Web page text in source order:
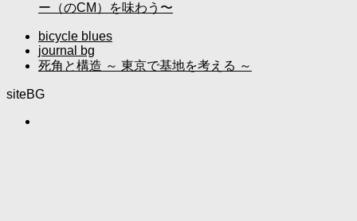
ー（のCM）を味わう〜
bicycle blues
journal bg
死角と構造 ～ 東京で基地を考える ～
siteBG